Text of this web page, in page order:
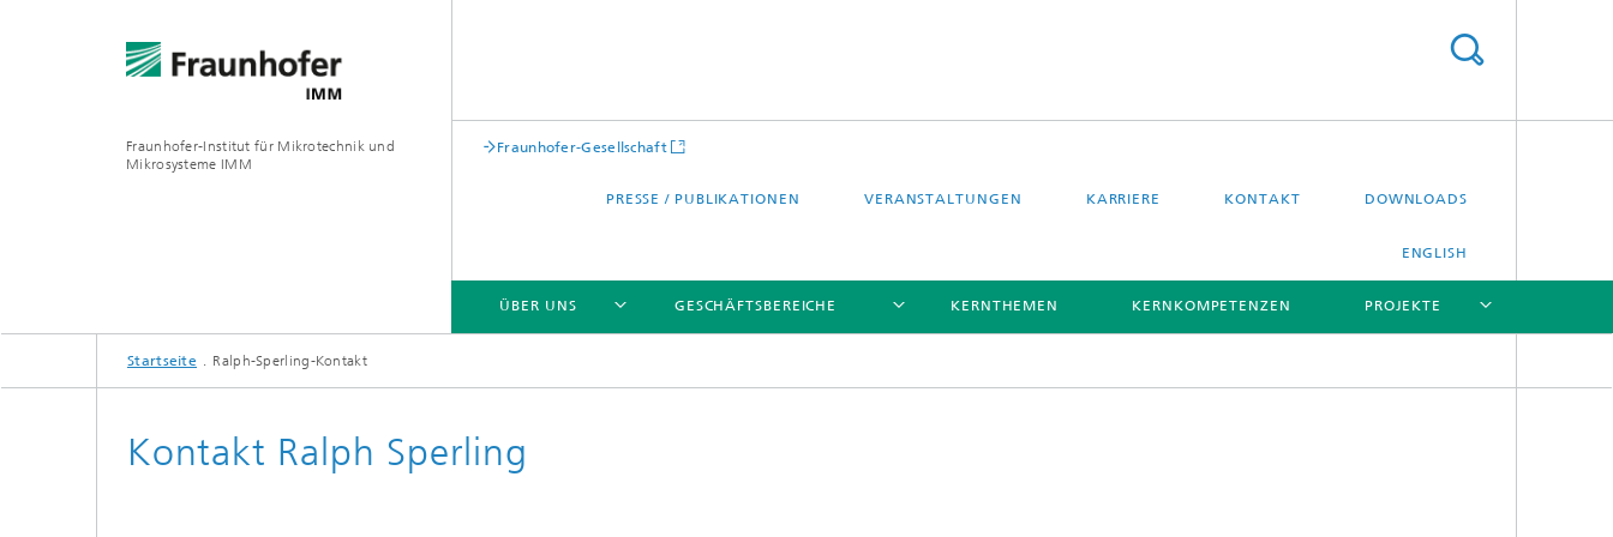
Fraunhofer-Institut für Mikrotechnik und
Mikrosysteme IMM
Fraunhofer-Gesellschaft
PRESSE / PUBLIKATIONEN VERANSTALTUNGEN KARRIERE KONTAKT DOWNLOADS
ENGLISH
ÜBER UNS
ÜBER UNS
GESCHÄFTSBEREICHE
GESCHÄFTSBEREICHE
KERNTHEMEN KERNKOMPETENZEN PROJEKTE
PROJEKTE
Startseite Ralph-Sperling-Kontakt
Kontakt Ralph Sperling